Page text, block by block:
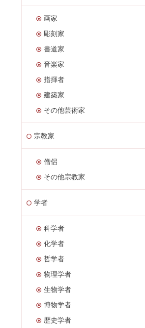
画家
彫刻家
書道家
音楽家
指揮者
建築家
その他芸術家
宗教家
僧侶
その他宗教家
学者
科学者
化学者
哲学者
物理学者
生物学者
博物学者
歴史学者